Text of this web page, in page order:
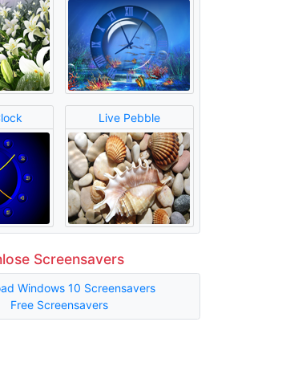
Live Pebble
Screensavers
Windows 10 Screensavers
Free Screensavers